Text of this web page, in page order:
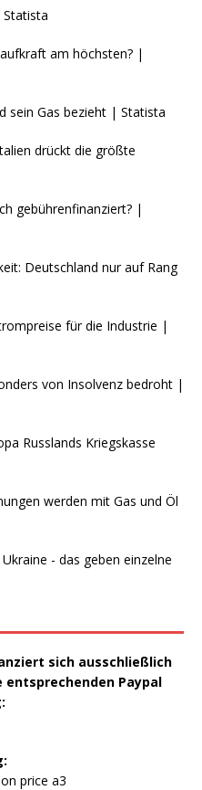
Statista
sich ausschließlich
Paypal
price a3